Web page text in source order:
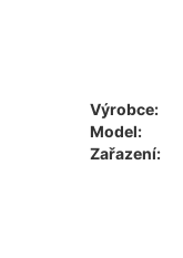
Výrobce:
Model:
Zařazení: